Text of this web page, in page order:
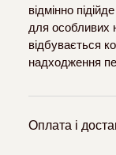
відмінно
для особливих
відбувається
надходження
Оплата і